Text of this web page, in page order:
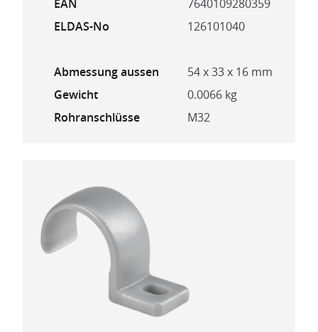
EAN
7640109280359
ELDAS-No
126101040
Abmessung aussen
54 x 33 x 16 mm
Gewicht
0.0066 kg
Rohranschlüsse
M32